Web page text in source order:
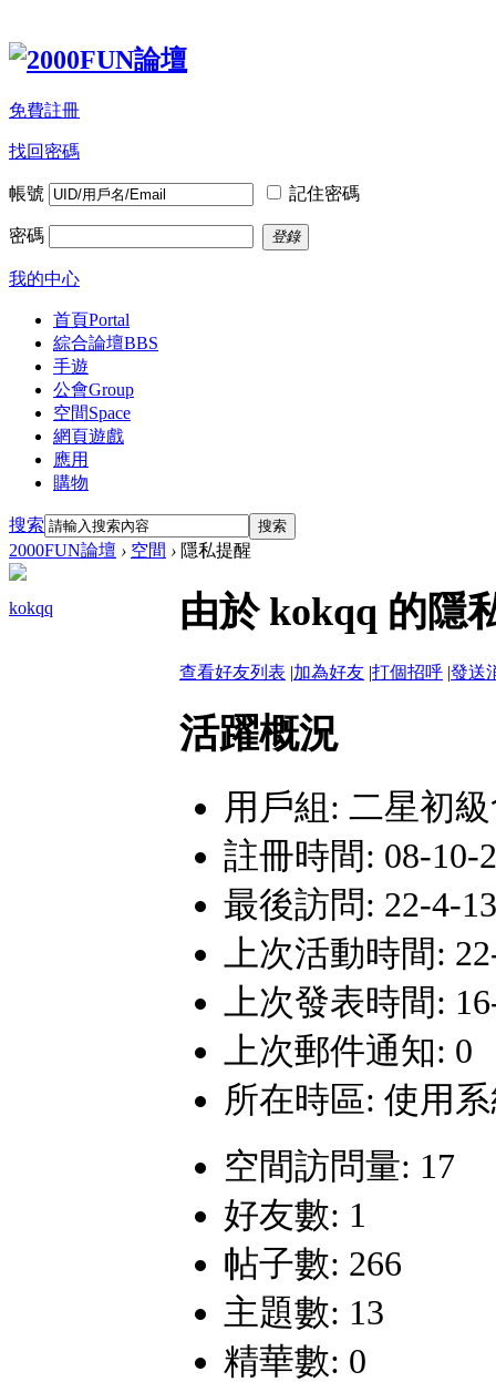
免費註冊
找回密碼
帳號 記住密碼
密碼 登錄
我的中心
首頁Portal
綜合論壇BBS
手遊
公會Group
空間Space
網頁遊戲
應用
購物
搜索 搜索
2000FUN論壇 › 空間 › 隱私提醒
kokqq 由於 kokqq 的隱
查看好友列表 |加為好友 |打個招呼 |發送
活躍概況
用戶組: 二星初
註冊時間: 08-10-
最後訪問: 22-4-
上次活動時間:
上次發表時間:
上次郵件通知: 0
所在時區: 使用
空間訪問量: 17
好友數: 1
帖子數: 266
主題數: 13
精華數: 0